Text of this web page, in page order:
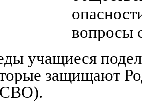
вопросы
учащиеся
защищают